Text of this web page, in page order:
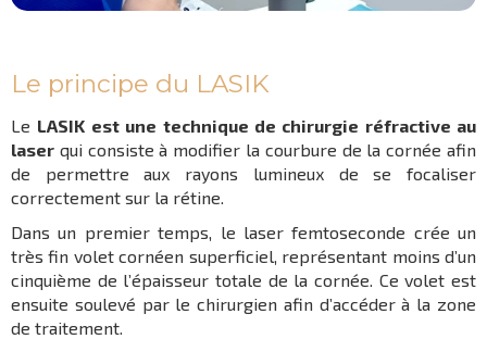
Le principe du LASIK
Le LASIK est une technique de chirurgie réfractive au
laser qui consiste à modifier la courbure de la cornée afin
de permettre aux rayons lumineux de se focaliser
correctement sur la rétine.
Dans un premier temps, le laser femtoseconde crée un
très fin volet cornéen superficiel, représentant moins d’un
cinquième de l’épaisseur totale de la cornée. Ce volet est
ensuite soulevé par le chirurgien afin d’accéder à la zone
de traitement.